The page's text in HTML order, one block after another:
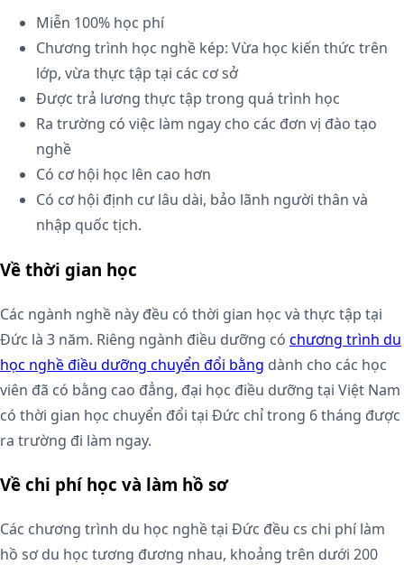
Miễn 100% học phí
Chương trình học nghề kép: Vừa học kiến thức trên
lớp, vừa thực tập tại các cơ sở
Được trả lương thực tập trong quá trình học
Ra trường có việc làm ngay cho các đơn vị đào tạo
nghề
Có cơ hội học lên cao hơn
Có cơ hội định cư lâu dài, bảo lãnh người thân và
nhập quốc tịch.
Về thời gian học
Các ngành nghề này đều có thời gian học và thực tập tại
Đức là 3 năm. Riêng ngành điều dưỡng có chương trình du
học nghề điều dưỡng chuyển đổi bằng dành cho các học
viên đã có bằng cao đẳng, đại học điều dưỡng tại Việt Nam
có thời gian học chuyển đổi tại Đức chỉ trong 6 tháng được
ra trường đi làm ngay.
Về chi phí học và làm hồ sơ
Các chương trình du học nghề tại Đức đều cs chi phí làm
hồ sơ du học tương đương nhau, khoảng trên dưới 200